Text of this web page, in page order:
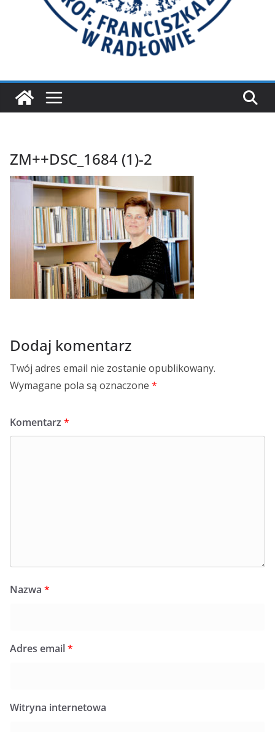
ZM++DSC_1684 (1)-2
Dodaj komentarz
Twój adres email nie zostanie opublikowany.
Wymagane pola są oznaczone *
Komentarz *
Nazwa *
Adres email*
Witryna internetowa